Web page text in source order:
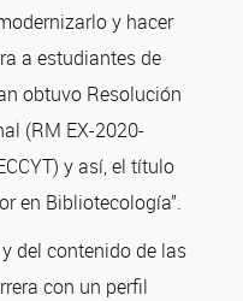
y hacer
a estudiantes de
obtuvo Resolución
(RM EX-2020-
y así, el título
en Bibliotecología”.
del contenido de las
con un perfil